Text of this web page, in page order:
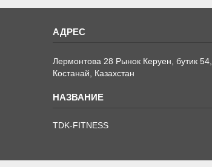
Лермонтова 28 Рынок Керуен, бутик 54,
Костанай, Казахстан
TDK-FITNESS